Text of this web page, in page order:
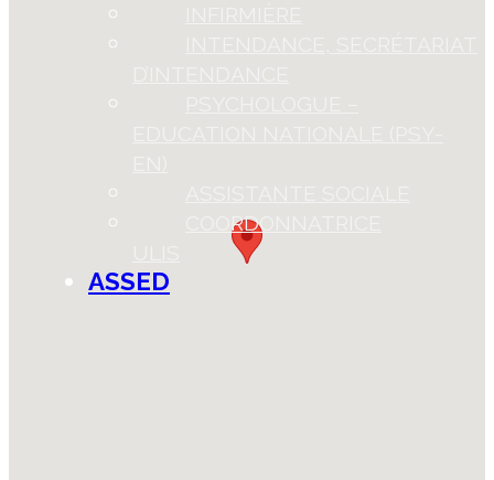
COORDONNATRICE
ASSED